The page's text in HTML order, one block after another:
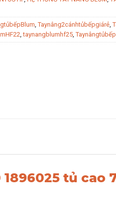
, Taynâng2cánhtủbếpgiárẻ,
,taynangblumhf25,
tủ cao